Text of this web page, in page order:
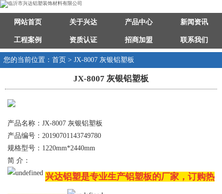
网站首页 关于兴达 产品中心 新闻资讯
工程案例 资质认证 招商加盟 联系我们
您的当前位置：首页 > JX-8007 灰银铝塑板
JX-8007 灰银铝塑板
产品名称：JX-8007 灰银铝塑板
产品编号：20190701143749780
规格型号：1220mm*2440mm
简 介：
兴达铝塑是专业生产铝塑板的厂家，订购热